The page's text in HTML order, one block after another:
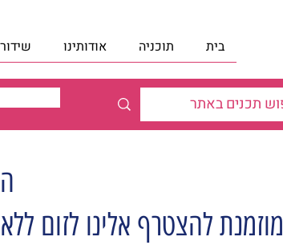
בית תוכניה אודותינו
מוזמנת להצטרף אלינו לזום